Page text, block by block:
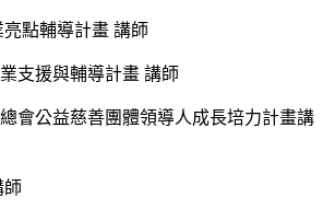
點輔導計畫 講師
支援與輔導計畫 講師
會公益慈善團體領導人成長培力計畫講
師